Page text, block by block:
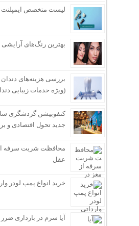
لیست متخصص ایمپلنت
بهترین رنگ‌های
بررسی هزینه‌های
(ویژه خدمات زیبایی دندان
کنفوبیشن گردشگری
جدید تحول اقتصادی و
محافظت شربت سرفه از
عقل
خرید انواع پمپ لودر
آیا سرم در بارداری